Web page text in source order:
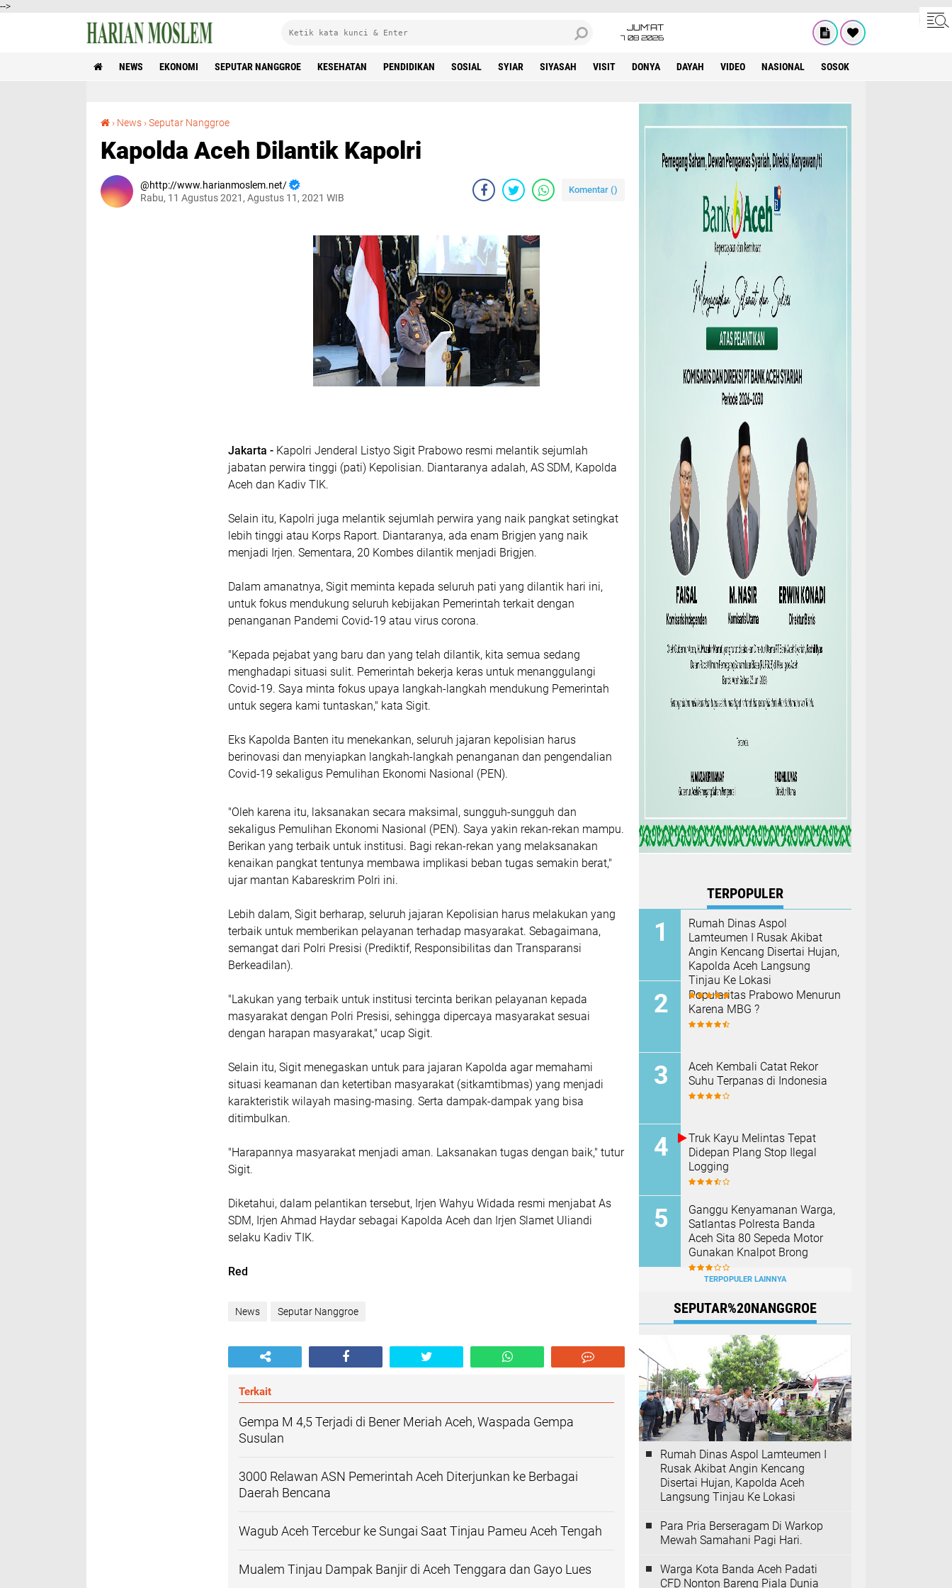
-->
JUM'AT
7 08 2026
NEWS EKONOMI SEPUTAR NANGGROE KESEHATAN PENDIDIKAN SOSIAL SYIAR SIYASAH VISIT DONYA DAYAH VIDEO NASIONAL SOSOK
› News ›Seputar Nanggroe
Kapolda Aceh Dilantik Kapolri
http://www.harianmoslem.net/
Rabu, 11 Agustus 2021, Agustus 11, 2021 WIB
Komentar ()
Jakarta - Kapolri Jenderal Listyo Sigit Prabowo resmi melantik sejumlah
jabatan perwira tinggi (pati) Kepolisian. Diantaranya adalah, AS SDM, Kapolda
Aceh dan Kadiv TIK.
Selain itu, Kapolri juga melantik sejumlah perwira yang naik pangkat setingkat
lebih tinggi atau Korps Raport. Diantaranya, ada enam Brigjen yang naik
menjadi Irjen. Sementara, 20 Kombes dilantik menjadi Brigjen.
Dalam amanatnya, Sigit meminta kepada seluruh pati yang dilantik hari ini,
untuk fokus mendukung seluruh kebijakan Pemerintah terkait dengan
penanganan Pandemi Covid-19 atau virus corona.
"Kepada pejabat yang baru dan yang telah dilantik, kita semua sedang
menghadapi situasi sulit. Pemerintah bekerja keras untuk menanggulangi
Covid-19. Saya minta fokus upaya langkah-langkah mendukung Pemerintah
untuk segera kami tuntaskan," kata Sigit.
Eks Kapolda Banten itu menekankan, seluruh jajaran kepolisian harus
berinovasi dan menyiapkan langkah-langkah penanganan dan pengendalian
Covid-19 sekaligus Pemulihan Ekonomi Nasional (PEN).
"Oleh karena itu, laksanakan secara maksimal, sungguh-sungguh dan
sekaligus Pemulihan Ekonomi Nasional (PEN). Saya yakin rekan-rekan mampu.
Berikan yang terbaik untuk institusi. Bagi rekan-rekan yang melaksanakan
kenaikan pangkat tentunya membawa implikasi beban tugas semakin berat,"
ujar mantan Kabareskrim Polri ini.
Lebih dalam, Sigit berharap, seluruh jajaran Kepolisian harus melakukan yang
terbaik untuk memberikan pelayanan terhadap masyarakat. Sebagaimana,
semangat dari Polri Presisi (Prediktif, Responsibilitas dan Transparansi
Berkeadilan).
"Lakukan yang terbaik untuk institusi tercinta berikan pelayanan kepada
masyarakat dengan Polri Presisi, sehingga dipercaya masyarakat sesuai
dengan harapan masyarakat," ucap Sigit.
Selain itu, Sigit menegaskan untuk para jajaran Kapolda agar memahami
situasi keamanan dan ketertiban masyarakat (sitkamtibmas) yang menjadi
karakteristik wilayah masing-masing. Serta dampak-dampak yang bisa
ditimbulkan.
"Harapannya masyarakat menjadi aman. Laksanakan tugas dengan baik," tutur
Sigit.
Diketahui, dalam pelantikan tersebut, Irjen Wahyu Widada resmi menjabat As
SDM, Irjen Ahmad Haydar sebagai Kapolda Aceh dan Irjen Slamet Uliandi
selaku Kadiv TIK.
Red
News Seputar Nanggroe
Terkait
Gempa M 4,5 Terjadi di Bener Meriah Aceh, Waspada Gempa
Susulan
3000 Relawan ASN Pemerintah Aceh Diterjunkan ke Berbagai
Daerah Bencana
Wagub Aceh Tercebur ke Sungai Saat Tinjau Pameu Aceh Tengah
Mualem Tinjau Dampak Banjir di Aceh Tenggara dan Gayo Lues
TERPOPULER
Rumah Dinas Aspol
Lamteumen I Rusak Akibat
Angin Kencang Disertai Hujan,
Kapolda Aceh Langsung
Tinjau Ke Lokasi
Popularitas Prabowo Menurun
Karena MBG ?
Aceh Kembali Catat Rekor
Suhu Terpanas di Indonesia
Truk Kayu Melintas Tepat
Didepan Plang Stop Ilegal
Logging
Ganggu Kenyamanan Warga,
Satlantas Polresta Banda
Aceh Sita 80 Sepeda Motor
Gunakan Knalpot Brong
TERPOPULER LAINNYA
SEPUTAR%20NANGGROE
Rumah Dinas Aspol Lamteumen I
Rusak Akibat Angin Kencang
Disertai Hujan, Kapolda Aceh
Langsung Tinjau Ke Lokasi
Para Pria Berseragam Di Warkop
Mewah Samahani Pagi Hari.
Warga Kota Banda Aceh Padati
CFD Nonton Bareng Piala Dunia